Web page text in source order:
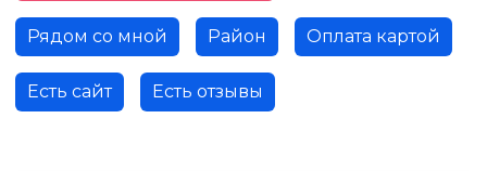
Рядом со мной Район Оплата картой
Есть сайт Есть отзывы